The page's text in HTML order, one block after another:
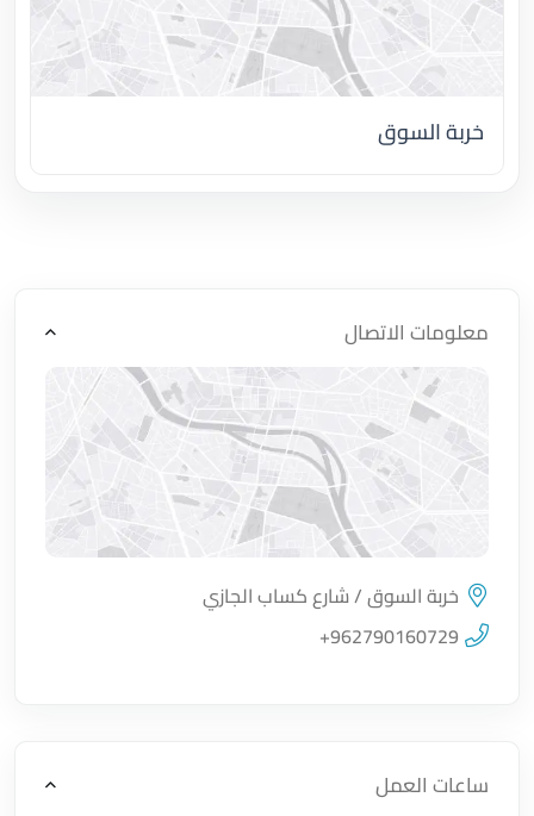
خربة السوق
معلومات الاتصال
اضغط لتحميل الموقع
خربة السوق / شارع كساب الجازي
+962790160729
ساعات العمل